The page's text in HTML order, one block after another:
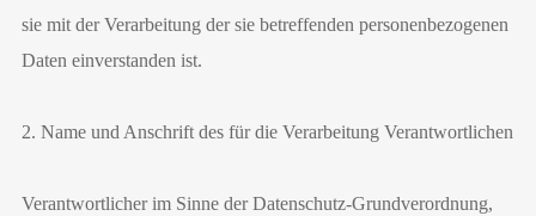
sie mit der Verarbeitung der sie betreffenden personenbezogenen
Daten einverstanden ist.
2. Name und Anschrift des für die Verarbeitung Verantwortlichen
Verantwortlicher im Sinne der Datenschutz-Grundverordnung,